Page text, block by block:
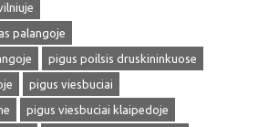
palangoje
pigus poilsis druskininkuose
pigus viesbuciai
pigus viesbuciai klaipedoje